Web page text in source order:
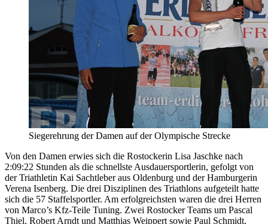
Siegerehrung der Damen auf der Olympische Strecke
Von den Damen erwies sich die Rostockerin Lisa Jaschke nach
2:09:22 Stunden als die schnellste Ausdauersportlerin, gefolgt von
der Triathletin Kai Sachtleber aus Oldenburg und der Hamburgerin
Verena Isenberg. Die drei Disziplinen des Triathlons aufgeteilt hatte
sich die 57 Staffelsportler. Am erfolgreichsten waren die drei Herren
von Marco’s Kfz-Teile Tuning. Zwei Rostocker Teams um Pascal
Thiel, Robert Arndt und Matthias Weippert sowie Paul Schmidt,